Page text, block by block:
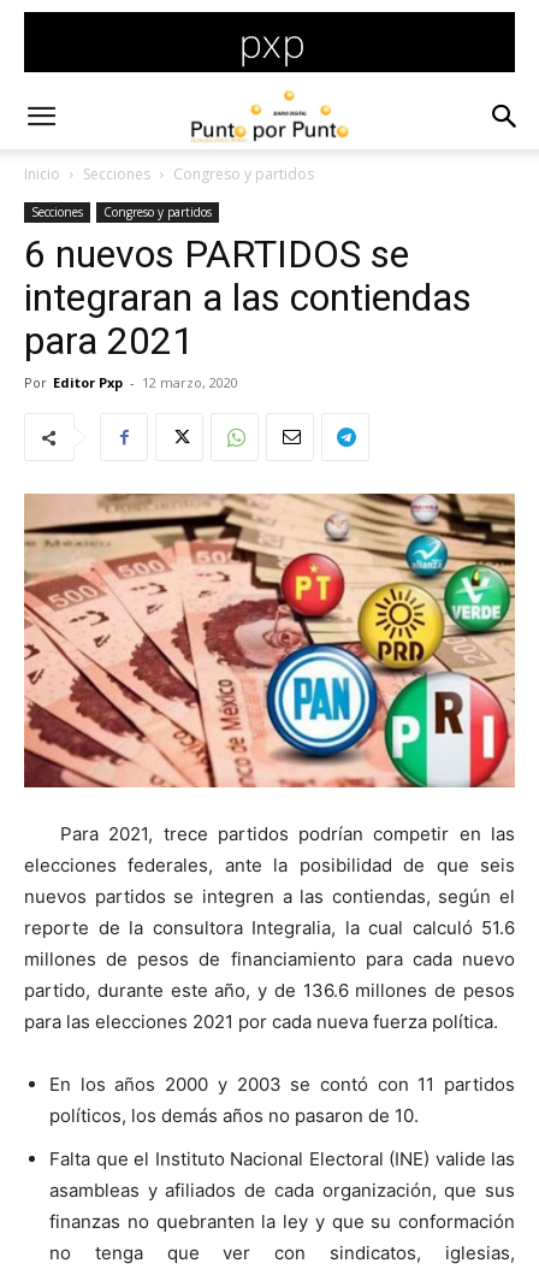
Inicio Secciones Congreso y partidos
Secciones Congreso y partidos
6 nuevos PARTIDOS se
integraran a las contiendas
para 2021
Por Editor Pxp - 12 marzo, 2020
Para 2021, trece partidos podrían competir en las
elecciones federales, ante la posibilidad de que seis
nuevos partidos se integren a las contiendas, según el
reporte de la consultora Integralia, la cual calculó 51.6
millones de pesos de financiamiento para cada nuevo
partido, durante este año, y de 136.6 millones de pesos
para las elecciones 2021 por cada nueva fuerza política.
En los años 2000 y 2003 se contó con 11 partidos
políticos, los demás años no pasaron de 10.
Falta que el Instituto Nacional Electoral (INE) valide las
asambleas y afiliados de cada organización, que sus
finanzas no quebranten la ley y que su conformación
no tenga que ver con sindicatos, iglesias,